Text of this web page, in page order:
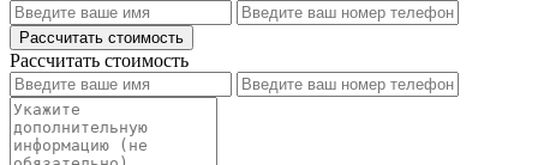
Рассчитать стоимость